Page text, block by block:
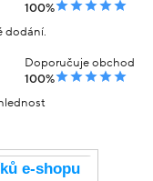
100%
dodání.
Doporučuje obchod
100%